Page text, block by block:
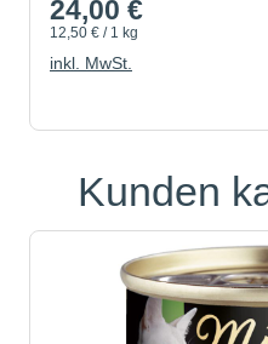
24,00 €
12,50 € / 1 kg
inkl. MwSt.
Produktgalerie überspringen
Kunden